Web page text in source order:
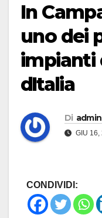
In
uno dei
impianti
dItalia
Di admin
GIU 16,
CONDIVIDI: